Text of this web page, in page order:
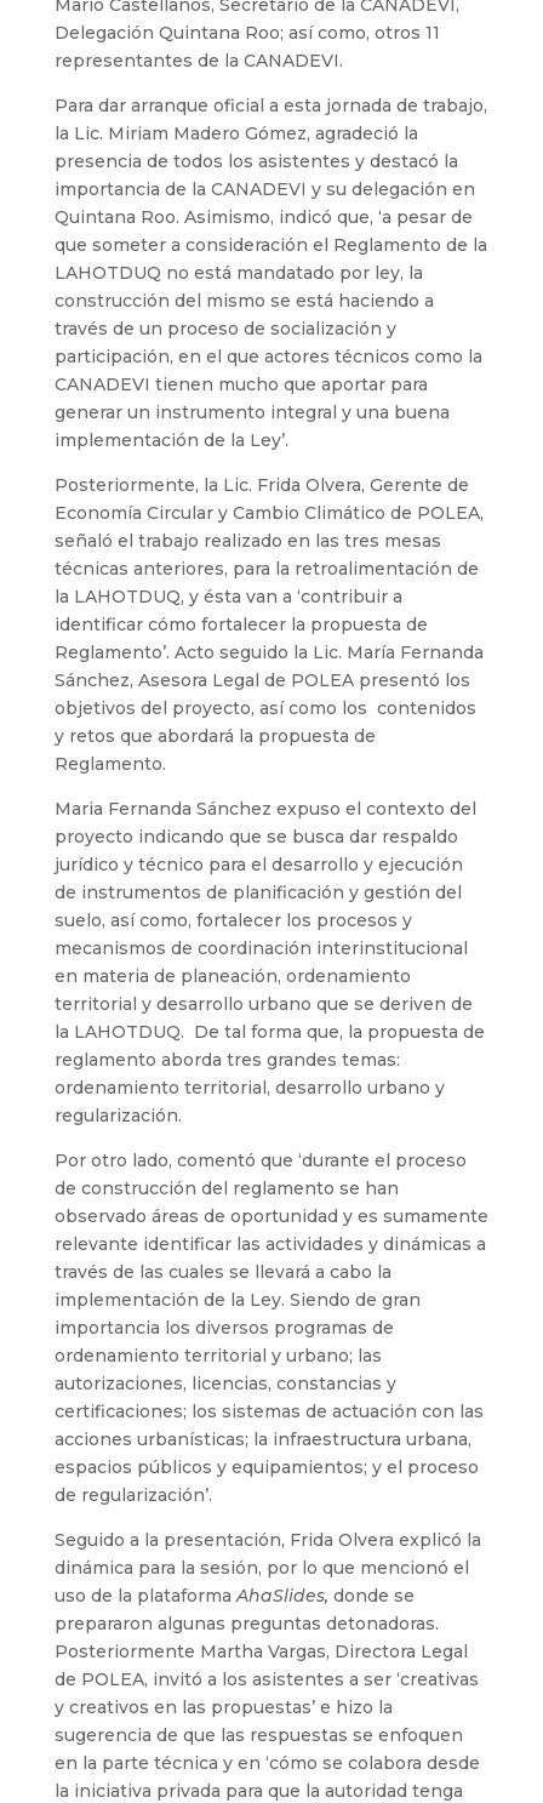
Mario Castellanos, Secretario de la CANADEVI,
Delegación Quintana Roo; así como, otros 11
representantes de la CANADEVI.
Para dar arranque oficial a esta jornada de trabajo,
la Lic. Miriam Madero Gómez, agradeció la
presencia de todos los asistentes y destacó la
importancia de la CANADEVI y su delegación en
Quintana Roo. Asimismo, indicó que, ‘a pesar de
que someter a consideración el Reglamento de la
LAHOTDUQ no está mandatado por ley, la
construcción del mismo se está haciendo a
través de un proceso de socialización y
participación, en el que actores técnicos como la
CANADEVI tienen mucho que aportar para
generar un instrumento integral y una buena
implementación de la Ley’.
Posteriormente, la Lic. Frida Olvera, Gerente de
Economía Circular y Cambio Climático de POLEA,
señaló el trabajo realizado en las tres mesas
técnicas anteriores, para la retroalimentación de
la LAHOTDUQ, y ésta van a ‘contribuir a
identificar cómo fortalecer la propuesta de
Reglamento’. Acto seguido la Lic. María Fernanda
Sánchez, Asesora Legal de POLEA presentó los
objetivos del proyecto, así como los contenidos
y retos que abordará la propuesta de
Reglamento.
Maria Fernanda Sánchez expuso el contexto del
proyecto indicando que se busca dar respaldo
jurídico y técnico para el desarrollo y ejecución
de instrumentos de planificación y gestión del
suelo, así como, fortalecer los procesos y
mecanismos de coordinación interinstitucional
en materia de planeación, ordenamiento
territorial y desarrollo urbano que se deriven de
la LAHOTDUQ. De tal forma que, la propuesta de
reglamento aborda tres grandes temas:
ordenamiento territorial, desarrollo urbano y
regularización.
Por otro lado, comentó que ‘durante el proceso
de construcción del reglamento se han
observado áreas de oportunidad y es sumamente
relevante identificar las actividades y dinámicas a
través de las cuales se llevará a cabo la
implementación de la Ley. Siendo de gran
importancia los diversos programas de
ordenamiento territorial y urbano; las
autorizaciones, licencias, constancias y
certificaciones; los sistemas de actuación con las
acciones urbanísticas; la infraestructura urbana,
espacios públicos y equipamientos; y el proceso
de regularización’.
Seguido a la presentación, Frida Olvera explicó la
dinámica para la sesión, por lo que mencionó el
uso de la plataformaAhaSlides, donde se
prepararon algunas preguntas detonadoras.
Posteriormente Martha Vargas, Directora Legal
de POLEA, invitó a los asistentes a ser ‘creativas
y creativos en las propuestas’ e hizo la
sugerencia de que las respuestas se enfoquen
en la parte técnica y en ‘cómo se colabora desde
la iniciativa privada para que la autoridad tenga